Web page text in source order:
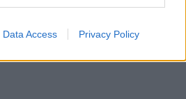
Data Access Privacy Policy
το αίσθημα της κοινωνικής